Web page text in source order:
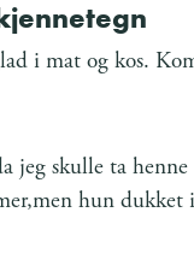
i mat og kos.
jeg skulle ta
hun